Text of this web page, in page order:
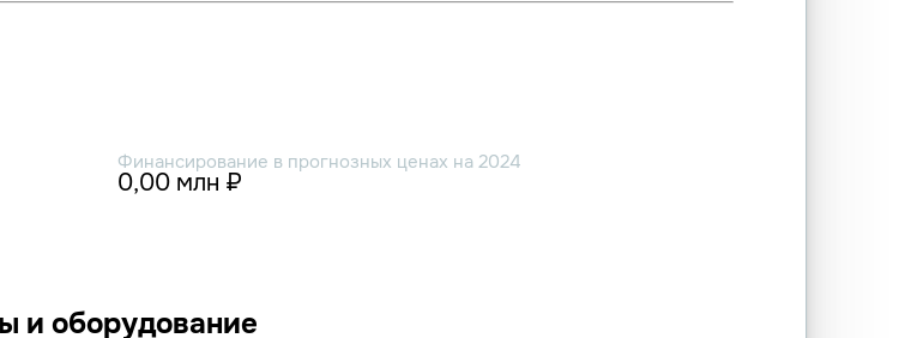
Финансирование в прогнозных ценах на 2024
0,00 млн ₽
и оборудование